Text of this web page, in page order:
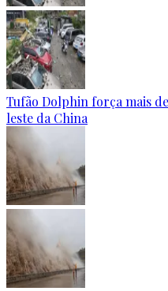
Tufão Dolphin força mais
leste da China